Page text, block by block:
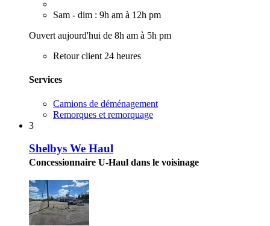
Sam - dim : 9h am à 12h pm
Ouvert aujourd'hui de 8h am à 5h pm
Retour client 24 heures
Services
Camions de déménagement
Remorques et remorquage
3
Shelbys We Haul
Concessionnaire U-Haul dans le voisinage